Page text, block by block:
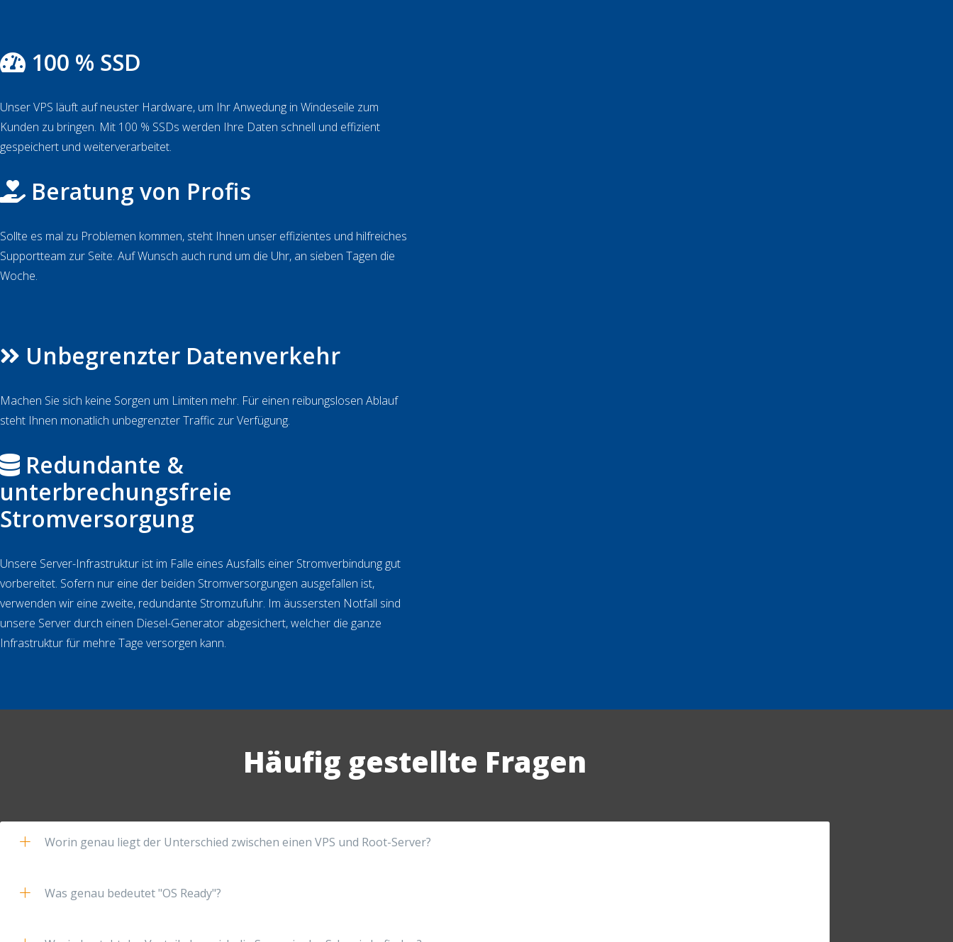
100 % SSD
Unser VPS läuft auf neuster Hardware, um Ihr Anwedung in Windeseile zum
Kunden zu bringen. Mit 100 % SSDs werden Ihre Daten schnell und effizient
gespeichert und weiterverarbeitet.
Beratung von Profis
Sollte es mal zu Problemen kommen, steht Ihnen unser effizientes und hilfreiches
Supportteam zur Seite. Auf Wunsch auch rund um die Uhr, an sieben Tagen die
Woche.
Unbegrenzter Datenverkehr
Machen Sie sich keine Sorgen um Limiten mehr. Für einen reibungslosen Ablauf
steht Ihnen monatlich unbegrenzter Traffic zur Verfügung.
Redundante &
unterbrechungsfreie
Stromversorgung
Unsere Server-Infrastruktur ist im Falle eines Ausfalls einer Stromverbindung gut
vorbereitet. Sofern nur eine der beiden Stromversorgungen ausgefallen ist,
verwenden wir eine zweite, redundante Stromzufuhr. Im äussersten Notfall sind
unsere Server durch einen Diesel-Generator abgesichert, welcher die ganze
Infrastruktur für mehre Tage versorgen kann.
Häufig gestellte Fragen
Worin genau liegt der Unterschied zwischen einen VPS und Root-Server?
Was genau bedeutet "OS Ready"?